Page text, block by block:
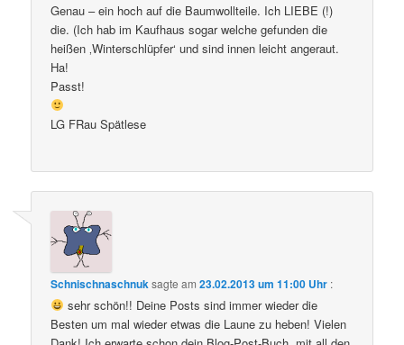
Genau – ein hoch auf die Baumwollteile. Ich LIEBE (!)
die. (Ich hab im Kaufhaus sogar welche gefunden die
heißen ‚Winterschlüpfer‘ und sind innen leicht angeraut.
Ha!
Passt!
LG FRau Spätlese
Schnischnaschnuksagte am23.02.2013 um 11:00 Uhr :
sehr schön!! Deine Posts sind immer wieder die
Besten um mal wieder etwas die Laune zu heben! Vielen